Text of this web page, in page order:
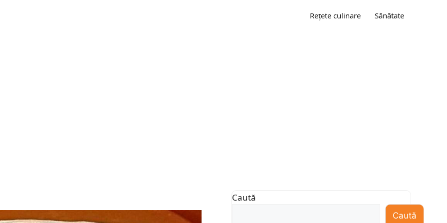
Rețete culinare Sănătate
Caută
Caută